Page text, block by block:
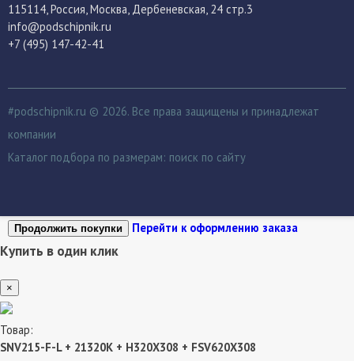
115114 , Россия, Москва, Дербеневская, 24 стр.3
info@podschipnik.ru
+7 (495) 147-42-41
#podschipnik.ru © 2026. Все права защищены и принадлежат
компании
Каталог подбора по размерам: поиск по сайту
Продолжить покупки Перейти к оформлению заказа
Купить в один клик
×
Товар:
SNV215-F-L + 21320K + H320X308 + FSV620X308